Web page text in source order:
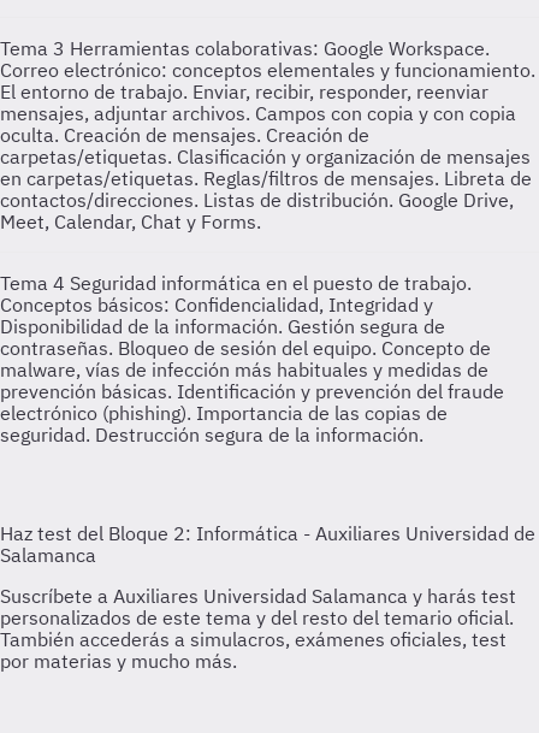
Tema 3 Herramientas colaborativas: Google Workspace.
Correo electrónico: conceptos elementales y funcionamiento.
El entorno de trabajo. Enviar, recibir, responder, reenviar
mensajes, adjuntar archivos. Campos con copia y con copia
oculta. Creación de mensajes. Creación de
carpetas/etiquetas. Clasificación y organización de mensajes
en carpetas/etiquetas. Reglas/filtros de mensajes. Libreta de
contactos/direcciones. Listas de distribución. Google Drive,
Meet, Calendar, Chat y Forms.
Tema 4 Seguridad informática en el puesto de trabajo.
Conceptos básicos: Confidencialidad, Integridad y
Disponibilidad de la información. Gestión segura de
contraseñas. Bloqueo de sesión del equipo. Concepto de
malware, vías de infección más habituales y medidas de
prevención básicas. Identificación y prevención del fraude
electrónico (phishing). Importancia de las copias de
seguridad. Destrucción segura de la información.